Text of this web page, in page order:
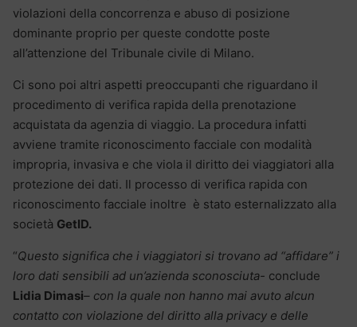
violazioni della concorrenza e abuso di posizione
dominante proprio per queste condotte poste
all’attenzione del Tribunale civile di Milano.
Ci sono poi altri aspetti preoccupanti che riguardano il
procedimento di verifica rapida della prenotazione
acquistata da agenzia di viaggio. La procedura infatti
avviene tramite riconoscimento facciale con modalità
impropria, invasiva e che viola il diritto dei viaggiatori alla
protezione dei dati. Il processo di verifica rapida con
riconoscimento facciale inoltre è stato esternalizzato alla
società GetID.
“Questo significa che i viaggiatori si trovano ad “affidare” i
loro dati sensibili ad un’azienda sconosciuta- conclude
Lidia Dimasi– con la quale non hanno mai avuto alcun
contatto con violazione del diritto alla privacy e delle